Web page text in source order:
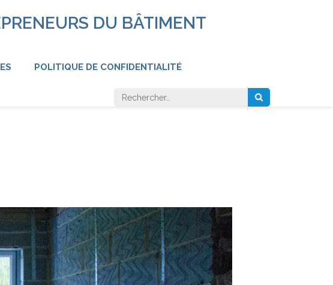
DU BÂTIMENT
POLITIQUE DE CONFIDENTIALITÉ
Rechercher :